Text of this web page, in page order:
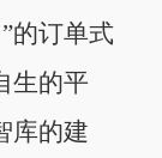
的订单式
生的平
库的建